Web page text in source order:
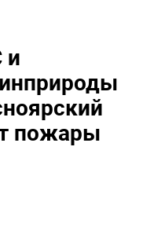
и
пожары